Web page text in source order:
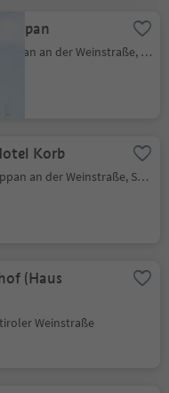
Perdonig, Eppan an der Weinstraße, Südtiroler Weinstraße
Korb
Missian, Eppan an der Weinstraße, Südtiroler Weinstraße
(Haus
Weinstraße